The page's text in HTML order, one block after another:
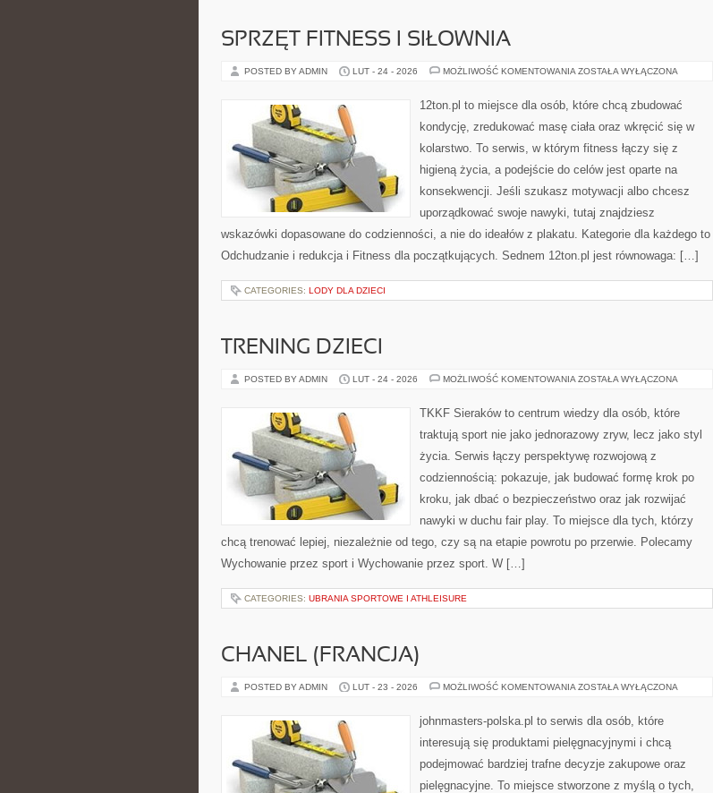
SPRZĘT FITNESS I SIŁOWNIA
POSTED BY ADMIN LUT - 24 - 2026 MOŻLIWOŚĆ KOMENTOWANIA SPRZĘT
SIŁOWNIA
ZOSTAŁA WYŁĄCZONA
12ton.pl to miejsce dla osób, które chcą zbudować
kondycję, zredukować masę ciała oraz wkręcić się w
kolarstwo. To serwis, w którym fitness łączy się z
higieną życia, a podejście do celów jest oparte na
konsekwencji. Jeśli szukasz motywacji albo chcesz
uporządkować swoje nawyki, tutaj znajdziesz
wskazówki dopasowane do codzienności, a nie do ideałów z plakatu. Kategorie dla każdego to
Odchudzanie i redukcja i Fitness dla początkujących. Sednem 12ton.pl jest równowaga: […]
CATEGORIES: LODY DLA DZIECI
TRENING DZIECI
POSTED BY ADMIN LUT - 24 - 2026 MOŻLIWOŚĆ KOMENTOWANIA TRENING
ZOSTAŁA WYŁĄCZONA
TKKF Sieraków to centrum wiedzy dla osób, które
traktują sport nie jako jednorazowy zryw, lecz jako styl
życia. Serwis łączy perspektywę rozwojową z
codziennością: pokazuje, jak budować formę krok po
kroku, jak dbać o bezpieczeństwo oraz jak rozwijać
nawyki w duchu fair play. To miejsce dla tych, którzy
chcą trenować lepiej, niezależnie od tego, czy są na etapie powrotu po przerwie. Polecamy
Wychowanie przez sport i Wychowanie przez sport. W […]
CATEGORIES: UBRANIA SPORTOWE I ATHLEISURE
CHANEL (FRANCJA)
POSTED BY ADMIN LUT - 23 - 2026 MOŻLIWOŚĆ KOMENTOWANIA CHANEL
ZOSTAŁA WYŁĄCZONA
johnmasters-polska.pl to serwis dla osób, które
interesują się produktami pielęgnacyjnymi i chcą
podejmować bardziej trafne decyzje zakupowe oraz
pielęgnacyjne. To miejsce stworzone z myślą o tych,